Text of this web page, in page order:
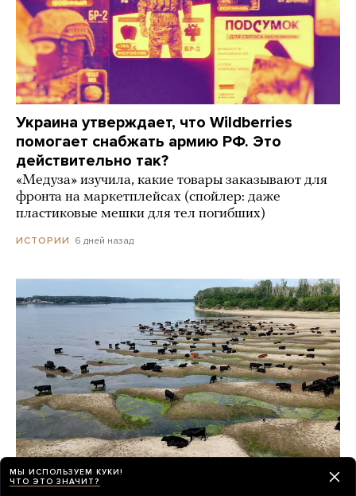
Украина утверждает, что Wildberries
помогает снабжать армию РФ. Это
действительно так?
«Медуза» изучила, какие товары заказывают для
фронта на маркетплейсах (спойлер: даже
пластиковые мешки для тел погибших)
ИСТОРИИ 6 дней назад
МЫ ИСПОЛЬЗУЕМ КУКИ!
ЧТО ЭТО ЗНАЧИТ?